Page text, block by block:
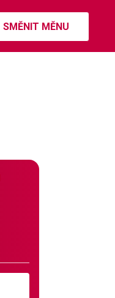
SMĚNIT MĚNU